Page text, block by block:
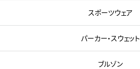
スポーツウェア
パーカー・スウェット
ブルゾン